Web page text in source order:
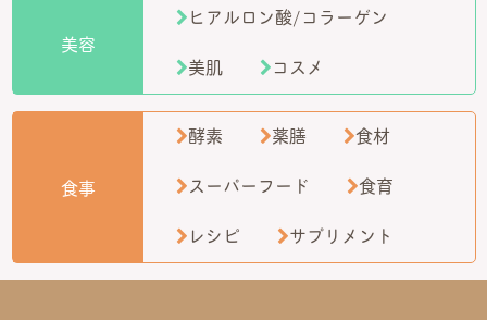
美容
ヒアルロン酸/コラーゲン
美肌
コスメ
食事
酵素 薬膳
食材
スーパーフード
食育
レシピ
サプリメント